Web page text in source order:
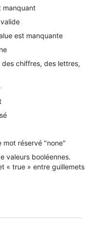
manquant
est manquante
chiffres, des lettres,
mot réservé "none"
valeurs booléennes.
« true » entre guillemets